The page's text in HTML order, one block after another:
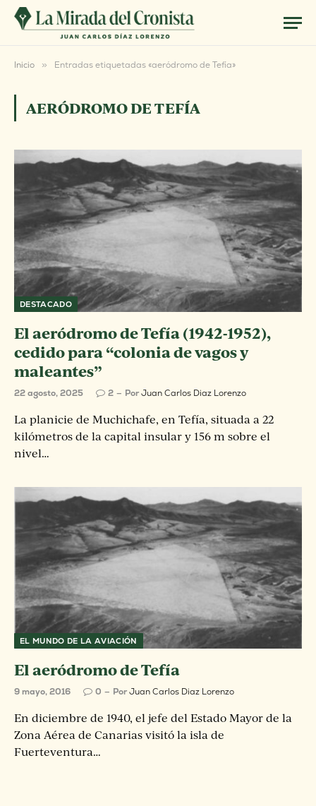
Inicio » Entradas etiquetadas «aeródromo de Tefía»
AERÓDROMO DE TEFÍA
DESTACADO
El aeródromo de Tefía (1942-1952),
cedido para “colonia de vagos y
maleantes”
22 agosto, 2025 2 PorJuan Carlos Diaz Lorenzo
La planicie de Muchichafe, en Tefía, situada a 22
kilómetros de la capital insular y 156 m sobre el
nivel…
EL MUNDO DE LA AVIACIÓN
El aeródromo de Tefía
9 mayo, 2016 0 PorJuan Carlos Diaz Lorenzo
En diciembre de 1940, el jefe del Estado Mayor de la
Zona Aérea de Canarias visitó la isla de
Fuerteventura…